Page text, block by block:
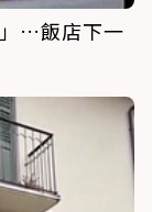
…飯店下一